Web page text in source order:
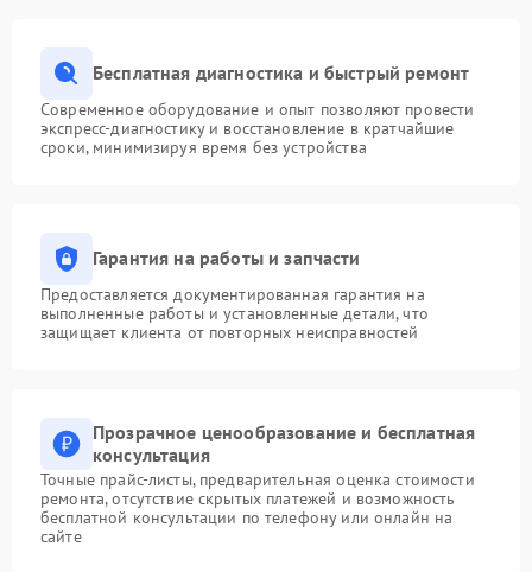
Бесплатная диагностика и быстрый ремонт
Современное оборудование и опыт позволяют провести
экспресс-диагностику и восстановление в кратчайшие
сроки, минимизируя время без устройства
Гарантия на работы и запчасти
Предоставляется документированная гарантия на
выполненные работы и установленные детали, что
защищает клиента от повторных неисправностей
Прозрачное ценообразование и бесплатная
консультация
Точные прайс-листы, предварительная оценка стоимости
ремонта, отсутствие скрытых платежей и возможность
бесплатной консультации по телефону или онлайн на
сайте